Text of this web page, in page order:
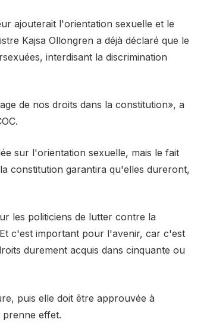
ajouterait l'orientation sexuelle et le
Kajsa Ollongren a déjà déclaré que le
interdisant la discrimination
de nos droits dans la constitution», a
sur l'orientation sexuelle, mais le fait
constitution garantira qu'elles dureront,
les politiciens de lutter contre la
c'est important pour l'avenir, car c'est
durement acquis dans cinquante ou
puis elle doit être approuvée à
effet.